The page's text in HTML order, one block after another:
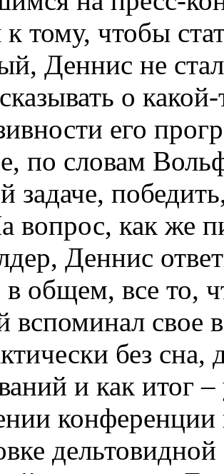
тому, чтобы
Деннис не
о
его
по словам
задаче,
вопрос, как же
Деннис
в общем, все то,
вспоминал свое
без
и как итог
конференции